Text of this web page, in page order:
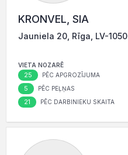
KRONVEL, SIA
Jauniela 20, Rīga, LV-1050
VIETA NOZARĒ
25 PĒC APGROZĪJUMA
5 PĒC PEĻŅAS
21 PĒC DARBINIEKU SKAITA